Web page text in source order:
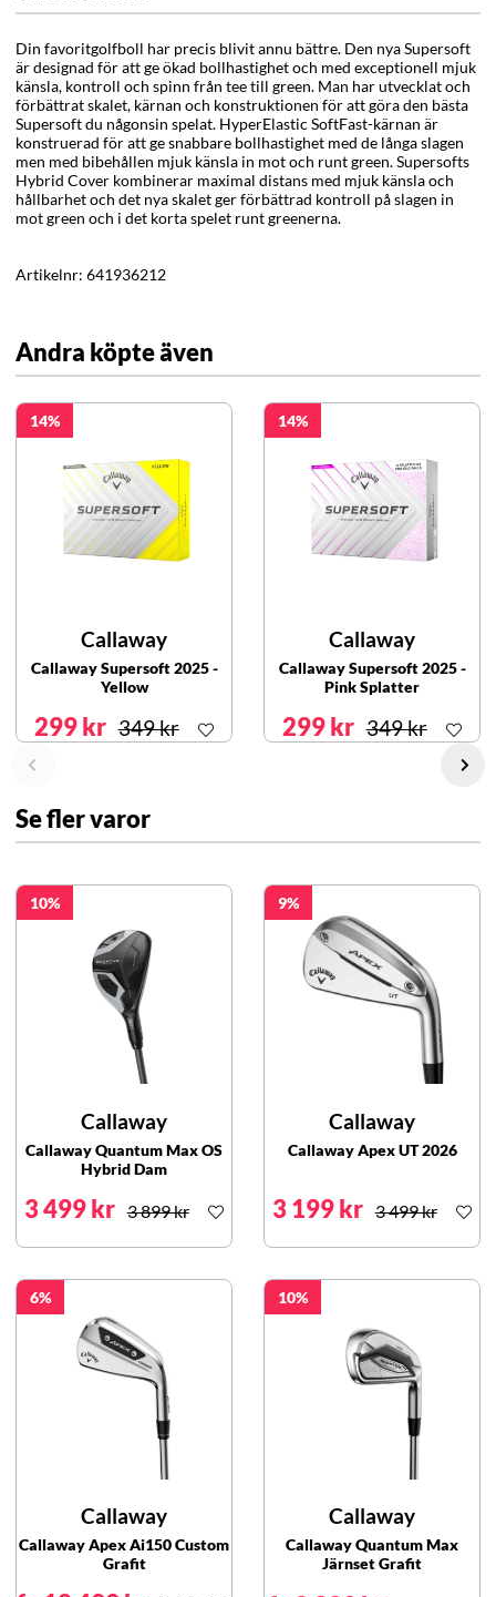
Din favoritgolfboll har precis blivit annu bättre. Den nya Supersoft
är designad för att ge ökad bollhastighet och med exceptionell mjuk
känsla, kontroll och spinn från tee till green. Man har utvecklat och
förbättrat skalet, kärnan och konstruktionen för att göra den bästa
Supersoft du någonsin spelat. HyperElastic SoftFast-kärnan är
konstruerad för att ge snabbare bollhastighet med de långa slagen
men med bibehållen mjuk känsla in mot och runt green. Supersofts
Hybrid Cover kombinerar maximal distans med mjuk känsla och
hållbarhet och det nya skalet ger förbättrad kontroll på slagen in
mot green och i det korta spelet runt greenerna.
Artikelnr: 641936212
Andra köpte även
14
Callaway
Callaway Supersoft 2025 -
Yellow
299 kr 349 kr
14
Callaway
Callaway Supersoft 2025 -
Pink Splatter
299 kr 349 kr
Se fler varor
10
Callaway
Callaway Quantum Max OS
Hybrid Dam
3 499 kr 3 899 kr
9
Callaway
Callaway Apex UT 2026
3 199 kr 3 499 kr
6
Callaway
Callaway Apex Ai150 Custom
Grafit
10
Callaway
Callaway Quantum Max
Järnset Grafit